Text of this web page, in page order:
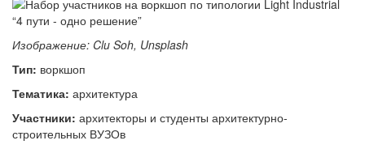
Изображение: Clu Soh, Unsplash
Тип: воркшоп
Тематика: архитектура
Участники: архитекторы и студенты архитектурно-
строительных ВУЗОв